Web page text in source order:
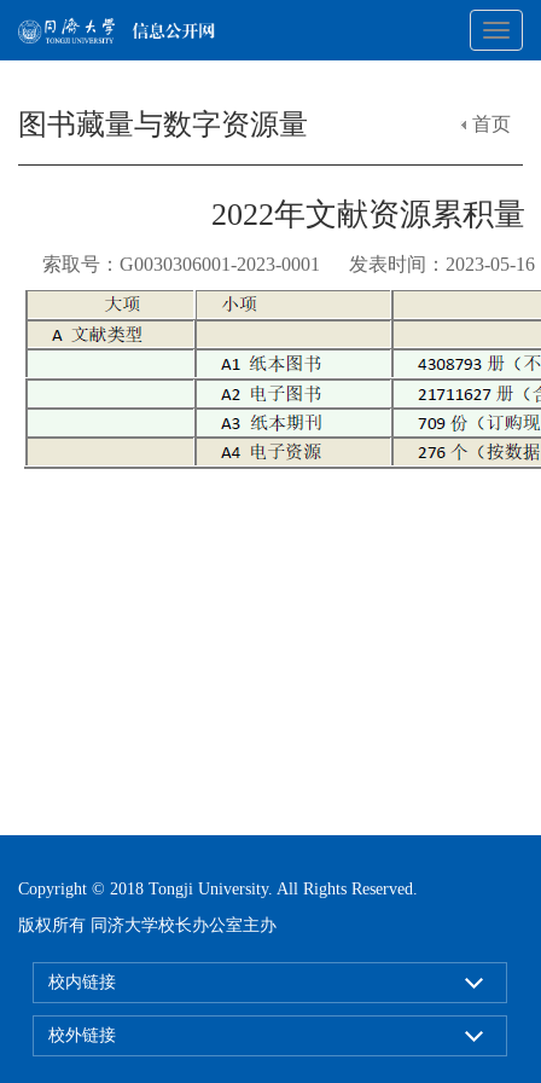
图书藏量与数字资源量 首页
2022年文献资源累积量
索取号：G0030306001-2023-0001 发表时间：2023-05-
Copyright © 2018 Tongji University. All Rights Reserved.
版权所有 同济大学校长办公室主办